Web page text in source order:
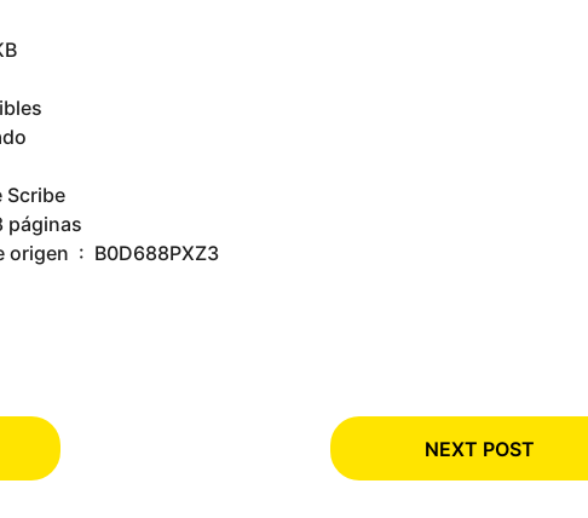
KB
Scribe
: ‎ 358 páginas
Números de página – ISBN de origen ‏ : ‎ B0D688PXZ3
NEXT POST